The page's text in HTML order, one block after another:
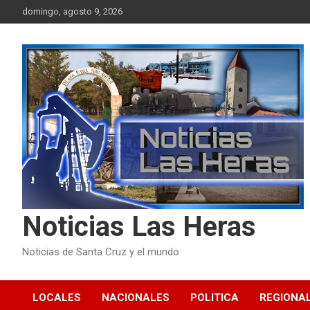
to
domingo, agosto 9, 2026
Noticias Las Heras
Noticias de Santa Cruz y el mundo
LOCALES NACIONALES POLITICA